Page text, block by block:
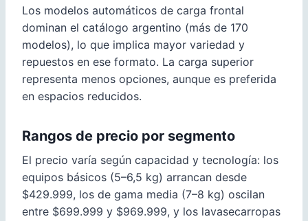
Los modelos automáticos de carga frontal
dominan el catálogo argentino (más de 170
modelos), lo que implica mayor variedad y
repuestos en ese formato. La carga superior
representa menos opciones, aunque es preferida
en espacios reducidos.
Rangos de precio por segmento
El precio varía según capacidad y tecnología: los
equipos básicos (5–6,5 kg) arrancan desde
$429.999, los de gama media (7–8 kg) oscilan
entre $699.999 y $969.999, y los lavasecarropas